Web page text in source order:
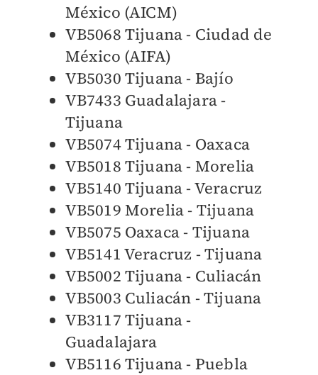
México (AICM)
VB5068 Tijuana - Ciudad de
México (AIFA)
VB5030 Tijuana - Bajío
VB7433 Guadalajara -
Tijuana
VB5074 Tijuana - Oaxaca
VB5018 Tijuana - Morelia
VB5140 Tijuana - Veracruz
VB5019 Morelia - Tijuana
VB5075 Oaxaca - Tijuana
VB5141 Veracruz - Tijuana
VB5002 Tijuana - Culiacán
VB5003 Culiacán - Tijuana
VB3117 Tijuana -
Guadalajara
VB5116 Tijuana - Puebla